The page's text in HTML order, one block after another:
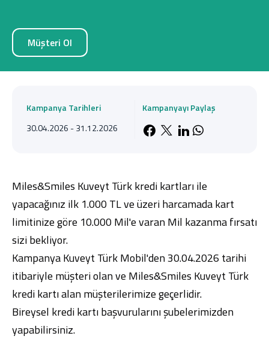
Dijital Bankacılık Hakkımızda Finans Portalı
Yatırımcı İlişkileri
Şube ve ATM’ler
İletişim
Ürün ve Hizmet Ücretleri
Englishالعربية
Dijital Bankacılık Hakkımızda Finans Portalı
Yatırımcı İlişkileri
Şube ve ATM’ler
İletişim
Ürün ve Hizmet Ücretleri
Englishالعربية
Leasing
Yatırım
Müşteri Ol
Kampanya Tarihleri
30.04.2026 - 31.12.2026
Kampanyayı Paylaş
Facebook'da
X'de paylaş
LinkedIn'de
Miles&Smiles Kuveyt Türk kredi kartları ile
yapacağınız ilk 1.000 TL ve üzeri harcamada kart
limitinize göre 10.000 Mil'e varan Mil kazanma fırsatı
sizi bekliyor.
Kampanya Kuveyt Türk Mobil'den 30.04.2026 tarihi
itibariyle müşteri olan ve Miles&Smiles Kuveyt Türk
kredi kartı alan müşterilerimize geçerlidir.
Bireysel kredi kartı başvurularınışubelerimizden
yapabilirsiniz.